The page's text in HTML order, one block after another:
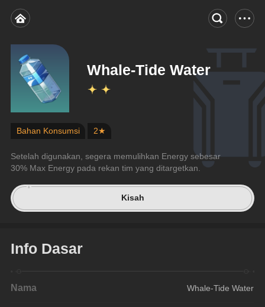
Whale-Tide Water
Bahan Konsumsi 2★
Setelah digunakan, segera memulihkan Energy sebesar
30% Max Energy pada rekan tim yang ditargetkan.
Kisah
Info Dasar
Nama Whale-Tide Water